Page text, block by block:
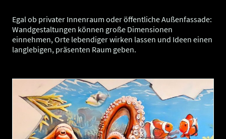
Egal ob privater Innenraum oder öffentliche Außenfassade:
Wandgestaltungen können große Dimensionen
einnehmen, Orte lebendiger wirken lassen und Ideen einen
langlebigen, präsenten Raum geben.